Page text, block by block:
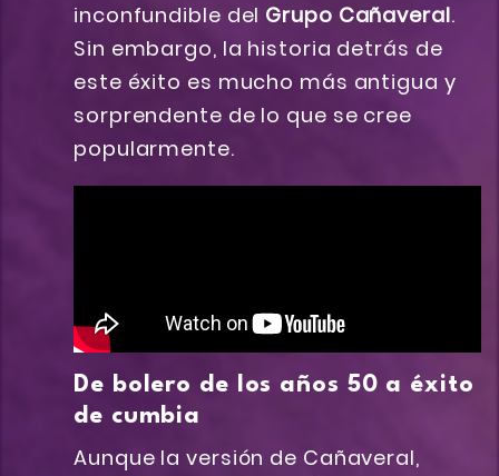
inconfundible del Grupo Cañaveral.
Sin embargo, la historia detrás de
este éxito es mucho más antigua y
sorprendente de lo que se cree
popularmente.
De bolero de los años 50 a éxito
de cumbia
Aunque la versión de Cañaveral,